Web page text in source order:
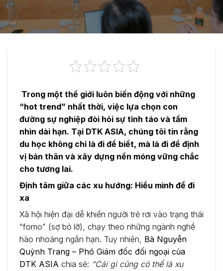
Trong một thế giới luôn biến động với những
“hot trend” nhất thời, việc lựa chọn con
đường sự nghiệp đòi hỏi sự tỉnh táo và tầm
nhìn dài hạn. Tại DTK ASIA, chúng tôi tin rằng
du học không chỉ là đi để biết, mà là đi để định
vị bản thân và xây dựng nền móng vững chắc
cho tương lai.
Định tâm giữa các xu hướng: Hiểu mình để đi
xa
Xã hội hiện đại dễ khiến người trẻ rơi vào trạng thái
“fomo” (sợ bỏ lỡ), chạy theo những ngành nghề
hào nhoáng ngắn hạn. Tuy nhiên, Bà Nguyễn
Quỳnh Trang – Phó Giám đốc đối ngoại của
DTK ASIA chia sẻ: “Cái gì cũng có thể là xu